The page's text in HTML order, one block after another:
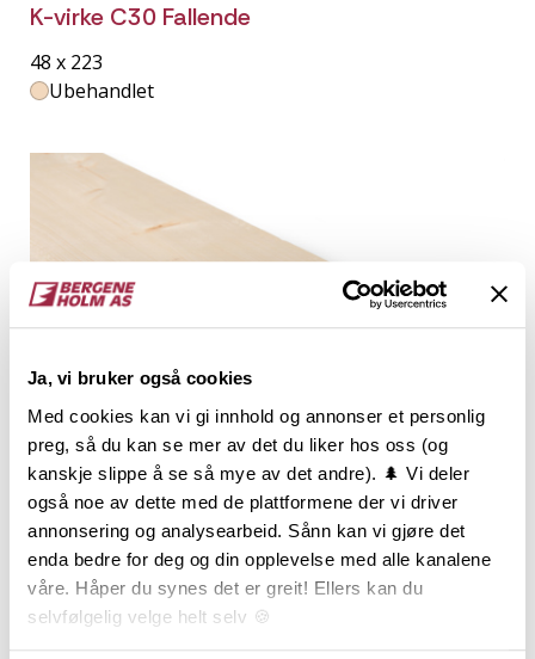
Ja, vi bruker også cookies
Med cookies kan vi gi innhold og annonser et personlig
preg, så du kan se mer av det du liker hos oss (og
kanskje slippe å se så mye av det andre). 🌲 Vi deler
også noe av dette med de plattformene der vi driver
annonsering og analysearbeid. Sånn kan vi gjøre det
enda bedre for deg og din opplevelse med alle kanalene
våre. Håper du synes det er greit! Ellers kan du
selvfølgelig velge helt selv 🍪
K-virke C30 Fallende
48 x 223
Ubehandlet
K-virke C30 Fallende
48 x 198
Ubehandlet